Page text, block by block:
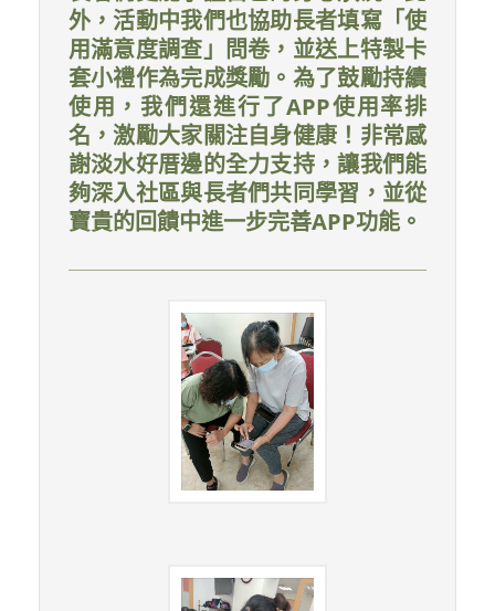
外，活動中我們也協助長者填寫「使
用滿意度調查」問卷，並送上特製卡
套小禮作為完成獎勵。為了鼓勵持續
使用，我們還進行了APP使用率排
名，激勵大家關注自身健康！非常感
謝淡水好厝邊的全力支持，讓我們能
夠深入社區與長者們共同學習，並從
寶貴的回饋中進一步完善APP功能。